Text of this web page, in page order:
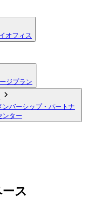
オフィス
ジプラン
ンバーシップ・パートナ
ンター
ス